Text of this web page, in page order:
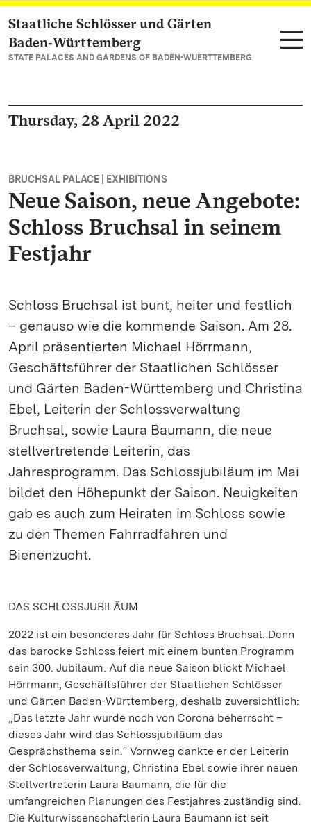
Navigate to main page
Staatliche Schlösser und Gärten
Baden‑Württemberg
STATE PALACES AND GARDENS OF BADEN-WUERTTEMBERG
Thursday, 28 April 2022
BRUCHSAL PALACE | EXHIBITIONS
Neue Saison, neue Angebote:
Schloss Bruchsal in seinem
Festjahr
Schloss Bruchsal ist bunt, heiter und festlich
– genauso wie die kommende Saison. Am 28.
April präsentierten Michael Hörrmann,
Geschäftsführer der Staatlichen Schlösser
und Gärten Baden-Württemberg und Christina
Ebel, Leiterin der Schlossverwaltung
Bruchsal, sowie Laura Baumann, die neue
stellvertretende Leiterin, das
Jahresprogramm. Das Schlossjubiläum im Mai
bildet den Höhepunkt der Saison. Neuigkeiten
gab es auch zum Heiraten im Schloss sowie
zu den Themen Fahrradfahren und
Bienenzucht.
DAS SCHLOSSJUBILÄUM
2022 ist ein besonderes Jahr für Schloss Bruchsal. Denn
das barocke Schloss feiert mit einem bunten Programm
sein 300. Jubiläum. Auf die neue Saison blickt Michael
Hörrmann, Geschäftsführer der Staatlichen Schlösser
und Gärten Baden-Württemberg, deshalb zuversichtlich:
„Das letzte Jahr wurde noch von Corona beherrscht –
dieses Jahr wird das Schlossjubiläum das
Gesprächsthema sein.“ Vornweg dankte er der Leiterin
der Schlossverwaltung, Christina Ebel sowie ihrer neuen
Stellvertreterin Laura Baumann, die für die
umfangreichen Planungen des Festjahres zuständig sind.
Die Kulturwissenschaftlerin Laura Baumann ist seit